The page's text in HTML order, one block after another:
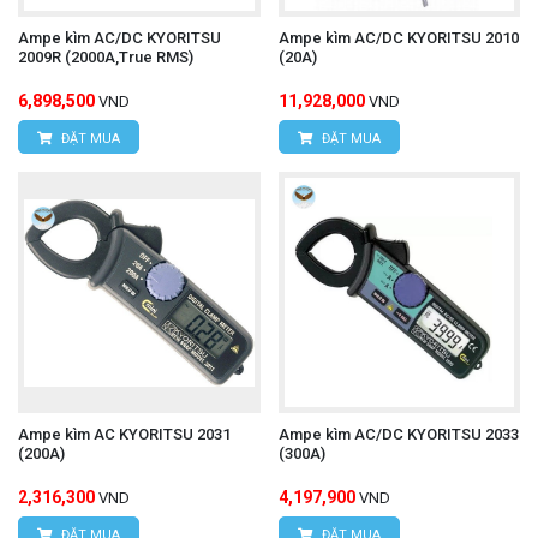
Ampe kìm AC/DC KYORITSU
2009R (2000A,True RMS)
6,898,500 VND
ĐẶT MUA
Ampe kìm AC/DC KYORITSU 2010
(20A)
11,928,000 VND
ĐẶT MUA
Ampe kìm AC KYORITSU 2031
(200A)
2,316,300 VND
Ampe kìm AC/DC KYORITSU 2033
(300A)
4,197,900 VND